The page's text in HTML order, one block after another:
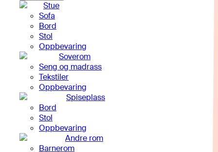
Stue
Sofa
Bord
Stol
Oppbevaring
Soverom
Seng og madrass
Tekstiler
Oppbevaring
Spiseplass
Bord
Stol
Oppbevaring
Andre rom
Barnerom